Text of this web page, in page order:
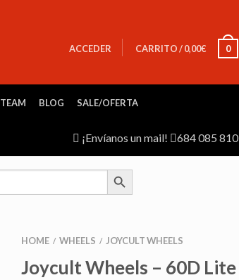
ACCEDER CARRITO/0,00€ 0
TEAM BLOG SALE/OFERTA
¡Envíanos un mail! 684 085 810
SEARCH BUTTON
HOME / WHEELS / JOYCULT WHEELS
Joycult Wheels – 60D Lite